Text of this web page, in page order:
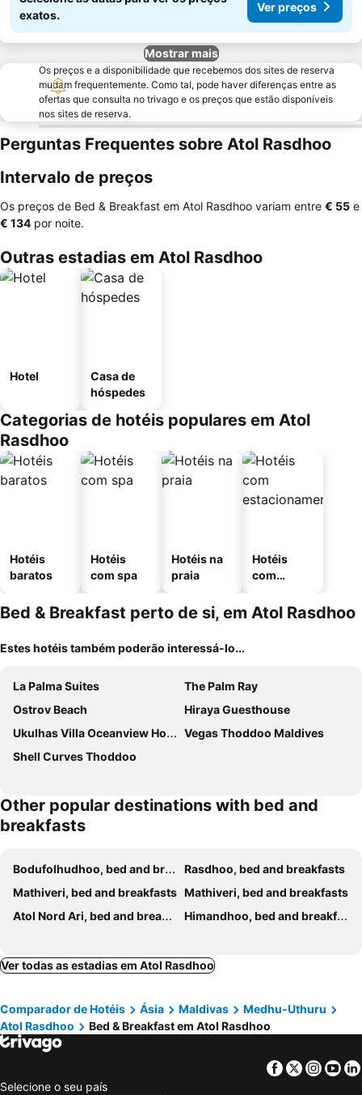
exatos.
Ver preços
Mostrar mais
Os preços e a disponibilidade que recebemos dos sites de reserva
mudam frequentemente. Como tal, pode haver diferenças entre as
ofertas que consulta no trivago e os preços que estão disponíveis
nos sites de reserva.
Perguntas Frequentes sobre Atol Rasdhoo
Intervalo de preços
Os preços de Bed & Breakfast em Atol Rasdhoo variam entre ‎€ 55 e
‎€ 134 por noite.
Outras estadias em Atol Rasdhoo
Hotel
Casa de
hóspedes
Categorias de hotéis populares em Atol
Rasdhoo
Hotéis
baratos
Hotéis
com spa
Hotéis na
praia
Hotéis
com
mento
Bed & Breakfast perto de si, em Atol Rasdhoo
Estes hotéis também poderão interessá-lo...
La Palma Suites
The Palm Ray
Ostrov Beach
Hiraya Guesthouse
Ukulhas Villa Oceanview Hotel & Spa
Vegas Thoddoo Maldives
Shell Curves Thoddoo
Other popular destinations with bed and
breakfasts
Bodufolhudhoo, bed and breakfasts
Rasdhoo, bed and breakfasts
Mathiveri, bed and breakfasts Mathiveri, bed and breakfasts
Atol Nord Ari, bed and breakfasts
Himandhoo, bed and breakfasts
Ver todas as estadias em Atol Rasdhoo
Comparador de Hotéis Ásia Maldivas
Medhu-Uthuru
Atol Rasdhoo
Bed & Breakfast em Atol Rasdhoo
Facebook
Twitter
Selecione o seu país